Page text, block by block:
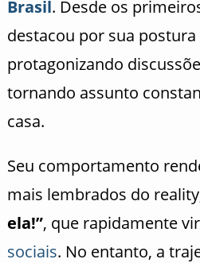
Brasil. Desde os
destacou por sua
protagonizando
tornando assunto
casa.
Seu comportamento
mais lembrados do
ela!”, que rapidamente
sociais. No entanto, a